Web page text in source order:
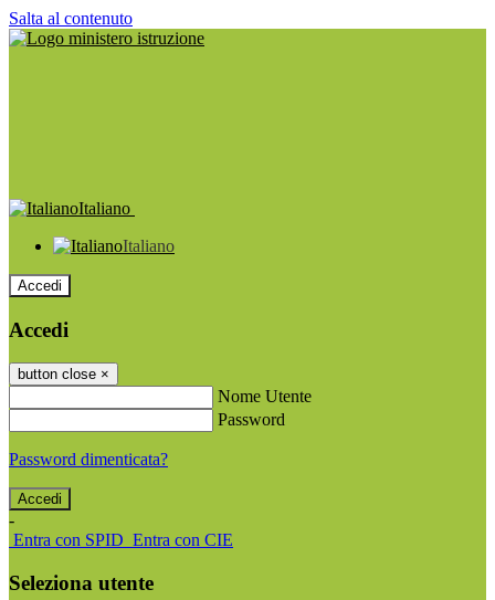
Salta al contenuto
Italiano
Italiano
Accedi
Accedi
button close ×
Nome Utente
Password
Password dimenticata?
-
Entra con SPID Entra con CIE
Seleziona utente